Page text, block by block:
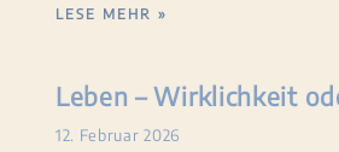
LESE MEHR »
Leben – Wirklichkeit
12. Februar 2026